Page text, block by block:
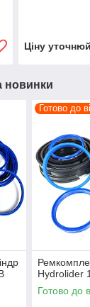
Ціну
новинки
Готово до
Hydrolider
Готово до